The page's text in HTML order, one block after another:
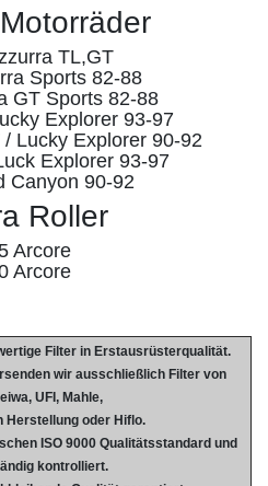
TL,GT
Sports 82-88
GT Sports 82-88
Explorer 93-97
Lucky Explorer 90-92
Explorer 93-97
Canyon 90-92
Roller
Arcore
Arcore
Filter in Erstausrüsterqualität.
wir ausschließlich Filter von
UFI, Mahle,
Herstellung oder Hiflo.
ISO 9000 Qualitätsstandard und
kontrolliert.